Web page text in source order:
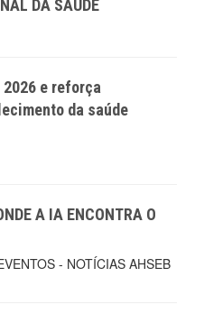
DA SAÚDE
e reforça
da saúde
A IA ENCONTRA O
- NOTÍCIAS AHSEB